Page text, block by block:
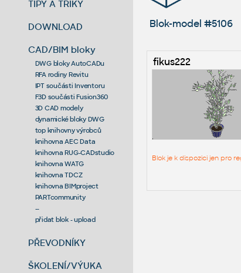
TIPY A TRIKY
DOWNLOAD
CAD/BIM bloky
DWG bloky AutoCADu
RFA rodiny Revitu
IPT součásti Inventoru
F3D součásti Fusion360
3D CAD modely
dynamické bloky DWG
top knihovny výrobců
knihovna AEC Data
knihovna RUG-CADstudio
knihovna WATG
knihovna TDCZ
knihovna BIMproject
PARTcommunity
--
přidat blok - upload
PŘEVODNÍKY
ŠKOLENÍ/VÝUKA
Blok-model #5106
fikus222
Blok je k dispozici jen pro